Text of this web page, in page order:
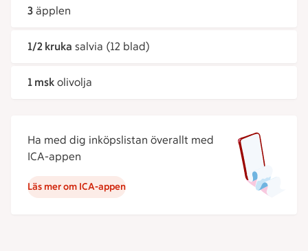
3 äpplen
1/2 kruka salvia (12 blad)
1 msk olivolja
Ha med dig inköpslistan överallt med
ICA-appen
Läs mer om ICA-appen